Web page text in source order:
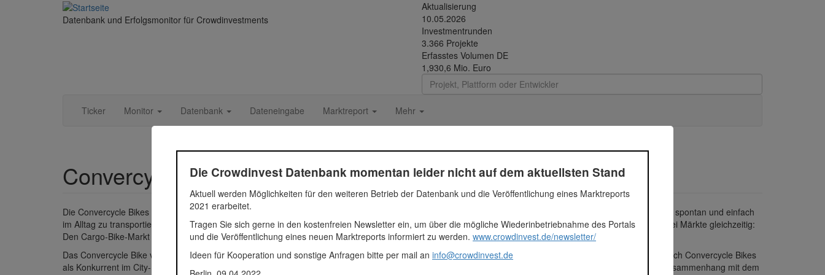
Direkt zum Inhalt
Datenbank und Erfolgsmonitor für Crowdinvestments
Aktualisierung
10.05.2026
Investmentrunden
3.366 Projekte
Erfasstes Volumen DE
1,930,6 Mio. Euro
Ticker Monitor Datenbank Dateneingabe Marktreport Mehr
Convercycle Bikes GmbH
Die Convercycle Bikes GmbH entwickelt und produziert eine völlig neue Art von Fahrrädern: Ein City Bike und Cargo Bike in einem, das es ermöglicht, Lasten spontan und einfach
im Alltag zu transportieren. Dabei sind die Bikes sowohl als Standardbike-Variante als auch als E-Bike-Variante erhältlich. Somit bedient das Unternehmen zwei Märkte gleichzeitig:
Den Cargo-Bike-Markt (Lastenfahrräder) und den City-Bike-Markt (Stadträder).
Das Convercycle Bike vereint für seine Kunden die Vorzüge von zwei Fahrrädern in einem und das, ohne die Kosten zu verdoppeln. Strategisch positioniert sich Convercycle Bikes
als Konkurrent im City-Bike Markt, jedoch mit dem entscheidenden Vorteil des spontanen Lastentransports. Des Weiteren ist eine ganze Produktfamilie im Zusammenhang mit dem
Die Crowdinvest Datenbank momentan leider nicht auf dem aktuellsten Stand
Aktuell werden Möglichkeiten für den weiteren Betrieb der Datenbank und die Veröffentlichung eines Marktreports
2021 erarbeitet.
Tragen Sie sich gerne in den kostenfreien Newsletter ein, um über die mögliche Wiederinbetriebnahme des Portals
und die Veröffentlichung eines neuen Marktreports informiert zu werden. www.crowdinvest.de/newsletter/
Ideen für Kooperation und sonstige Anfragen bitte per mail an info@crowdinvest.de